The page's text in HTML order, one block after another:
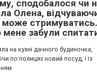
сподобалося чи
Олена,
стримуватись.
забули
на кухні дачного будиночка,
по полицях новий посуд, і із